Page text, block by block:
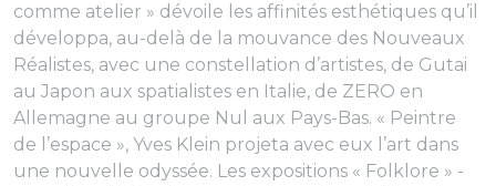
comme atelier » dévoile les affinités esthétiques qu’il
développa, au-delà de la mouvance des Nouveaux
Réalistes, avec une constellation d’artistes, de Gutai
au Japon aux spatialistes en Italie, de ZERO en
Allemagne au groupe Nul aux Pays-Bas. « Peintre
de l’espace », Yves Klein projeta avec eux l’art dans
une nouvelle odyssée. Les expositions « Folklore » -